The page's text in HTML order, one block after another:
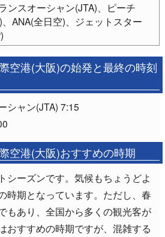
ンスオーシャン(JTA)、ピーチ
、ANA(全日空)、ジェットスター
空港(大阪)の始発と最終の時刻
ャン(JTA) 7:15
空港(大阪)おすすめの時期
シーズンです。気候もちょうどよ
時期となっています。ただし、春
もあり、全国から多くの観光客が
おすすめの時期ですが、混雑する